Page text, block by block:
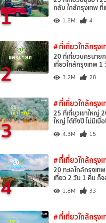
1 กลับ ใกล้กรุงเทพ ที่
1.8M 4
2
# ที่เที่ยวใกล้กรุง
20 ที่เที่ยวนครนาย
เที่ยวใกล้กรุงเทพ 1
3.2M 28
3
# ที่เที่ยวใกล้กรุง
25 ที่เที่ยวเขาใหญ่
ใหญ่ ได้ทั้งปี ไม่มีเบื่อ!
4.3M 15
4
# ที่เที่ยวใกล้กรุง
20 ทะเลใกล้กรุงเท
เที่ยว 2 วัน 1 คืน ก็
1.8M 33
# ที่เที่ยวใกล้กรุง